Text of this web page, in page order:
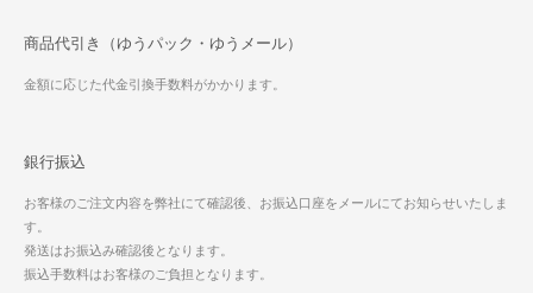
商品代引き（ゆうパック・ゆうメール）
金額に応じた代金引換手数料がかかります。
銀行振込
お客様のご注文内容を弊社にて確認後、お振込口座をメールにてお知らせいたしま
す。
発送はお振込み確認後となります。
振込手数料はお客様のご負担となります。